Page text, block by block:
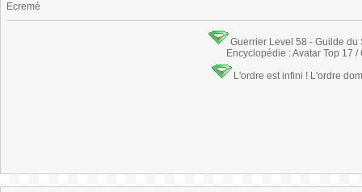
Ecremé
Guerrier Level 58 - Guilde
Encyclopédie : Avatar Top 17 /
L'ordre est infini ! L'ordre